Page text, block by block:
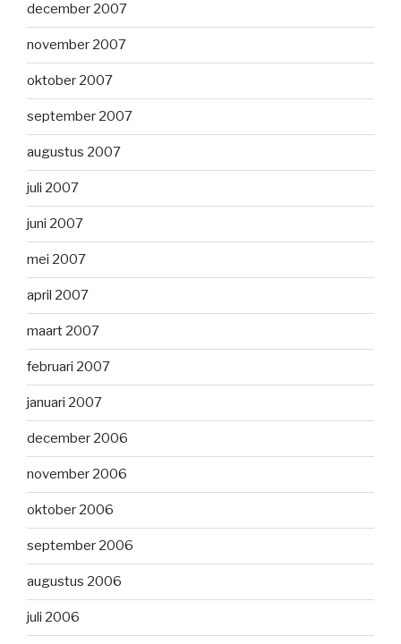
december 2007
november 2007
oktober 2007
september 2007
augustus 2007
juli 2007
juni 2007
mei 2007
april 2007
maart 2007
februari 2007
januari 2007
december 2006
november 2006
oktober 2006
september 2006
augustus 2006
juli 2006